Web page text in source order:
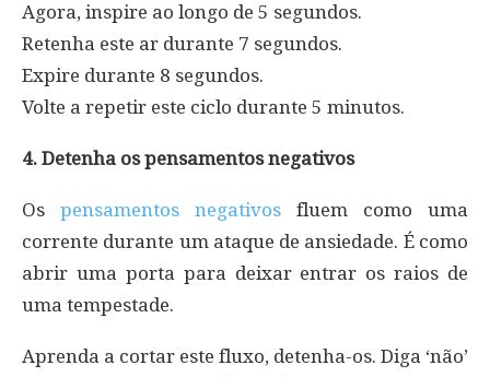
Agora, inspire ao longo de 5 segundos.
Retenha este ar durante 7 segundos.
Expire durante 8 segundos.
Volte a repetir este ciclo durante 5 minutos.
4. Detenha os pensamentos negativos
Os pensamentos negativos fluem como uma
corrente durante um ataque de ansiedade. É como
abrir uma porta para deixar entrar os raios de
uma tempestade.
Aprenda a cortar este fluxo, detenha-os. Diga ‘não’